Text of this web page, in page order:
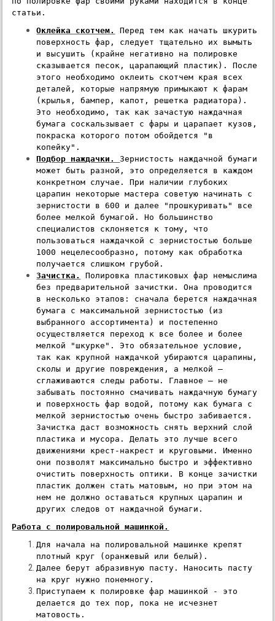
статьи.
Оклейка скотчем.
Перед тем как начать шкурить
поверхность фар, следует тщательно их вымыть
и высушить (крайне негативно на полировке
сказывается песок, царапающий пластик). После
этого необходимо оклеить скотчем края всех
деталей, которые напрямую примыкают к фарам
(крылья, бампер, капот, решетка радиатора).
Это необходимо, так как зачастую наждачная
бумага соскальзывает с фары и царапает кузов,
покраска которого потом обойдется "в
копейку".
Подбор наждачки. Зернистость наждачной бумаги
может быть разной, это определяется в каждом
конкретном случае. При наличии глубоких
царапин некоторые мастера советую начинать с
зернистости в 600 и далее "прошкуривать" все
более мелкой бумагой. Но большинство
специалистов склоняется к тому, что
пользоваться наждачкой с зернистостью больше
1000 нецелесообразно, потому как обработка
получается слишком грубой.
Зачистка.
Полировка пластиковых фар немыслима
без предварительной зачистки. Она проводится
в несколько этапов: сначала берется наждачная
бумага с максимальной зернистостью (из
выбранного ассортимента) и постепенно
осуществляется переход к все более и более
мелкой "шкурке". Это обязательное условие,
так как крупной наждачкой убираются царапины,
сколы и другие повреждения, а мелкой –
сглаживаются следы работы. Главное – не
забывать постоянно смачивать наждачную бумагу
и поверхность фар водой, потому как бумага с
Зачистка даст возможность снять верхний слой
пластика и мусора. Делать это лучше всего
движениями крест-накрест и круговыми. Именно
они позволят максимально быстро и эффективно
очистить поверхность оптики. В конце зачистки
пластик должен стать матовым, но при этом на
нем не должно оставаться крупных царапин и
других следов от наждачной бумаги.
Работа с полировальной машинкой.
Для начала на полировальной машинке крепят
плотный круг (оранжевый или белый).
Далее берут абразивную пасту. Наносить пасту
на круг нужно понемногу.
Приступаем к полировке фар машинкой - это
делается до тех пор, пока не исчезнет
матовость.